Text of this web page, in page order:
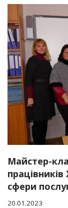
Майстер-
сфери
20.01.2023